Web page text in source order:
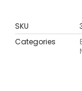
SKU
Categories